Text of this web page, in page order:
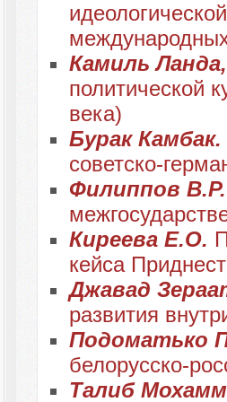
Камиль
политической
века)
Бурак Камбак.
советско-
Филиппов
Киреева Е.О.
кейса
Джавад
развития
Подоматько
белорусско-
Талиб